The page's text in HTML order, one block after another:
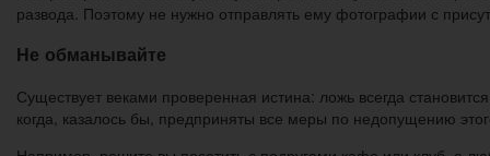
развода. Поэтому не нужно отправлять ему фотографии с
Не обманывайте
Существует веками проверенная истина: ложь всегда
когда, казалось бы, предприняты все меры по недопущению